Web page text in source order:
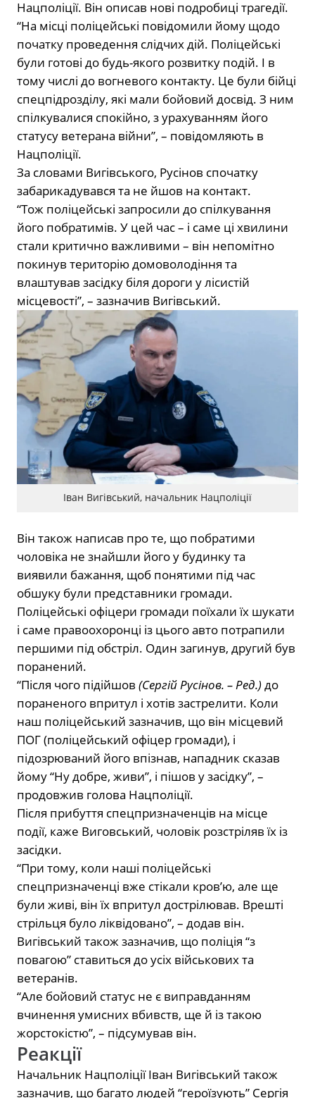
Нацполіції. Він описав нові подробиці трагедії.
“На місці поліцейські повідомили йому щодо
початку проведення слідчих дій. Поліцейські
були готові до будь-якого розвитку подій. І в
тому числі до вогневого контакту. Це були бійці
спецпідрозділу, які мали бойовий досвід. З ним
спілкувалися спокійно, з урахуванням його
статусу ветерана війни”, – повідомляють в
Нацполіції.
За словами Вигівського, Русінов спочатку
забарикадувався та не йшов на контакт.
“Тож поліцейські запросили до спілкування
його побратимів. У цей час – і саме ці хвилини
стали критично важливими – він непомітно
покинув територію домоволодіння та
влаштував засідку біля дороги у лісистій
місцевості”, – зазначив Вигівський.
Іван Вигівський, начальник Нацполіції
Він також написав про те, що побратими
чоловіка не знайшли його у будинку та
виявили бажання, щоб понятими під час
обшуку були представники громади.
Поліцейські офіцери громади поїхали їх шукати
і саме правоохоронці із цього авто потрапили
першими під обстріл. Один загинув, другий був
поранений.
“Після чого підійшов (Сергій Русінов. – Ред.)до
пораненого впритул і хотів застрелити. Коли
наш поліцейський зазначив, що він місцевий
ПОГ (поліцейський офіцер громади), і
підозрюваний його впізнав, нападник сказав
йому “Ну добре, живи”, і пішов у засідку”, –
продовжив голова Нацполіції.
Після прибуття спецпризначенців на місце
події, каже Виговський, чоловік розстріляв їх із
засідки.
“При тому, коли наші поліцейські
спецпризначенці вже стікали кровʼю, але ще
були живі, він їх впритул дострілював. Врешті
стрільця було ліквідовано”, – додав він.
Вигівський також зазначив, що поліція “з
повагою” ставиться до усіх військових та
ветеранів.
“Але бойовий статус не є виправданням
вчинення умисних вбивств, ще й із такою
жорстокістю”, – підсумував він.
Реакції
Начальник Нацполіції Іван Вигівський також
зазначив, що багато людей “героїзують” Сергія